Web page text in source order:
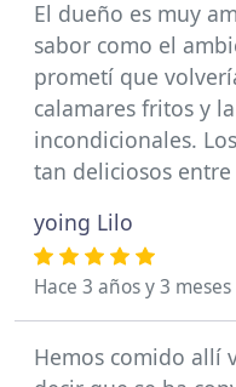
El dueño es muy
sabor como el
prometí que
calamares fritos y
incondicionales.
tan deliciosos
yoing Lilo
Hace 3 años y 3 meses
Hemos comido allí